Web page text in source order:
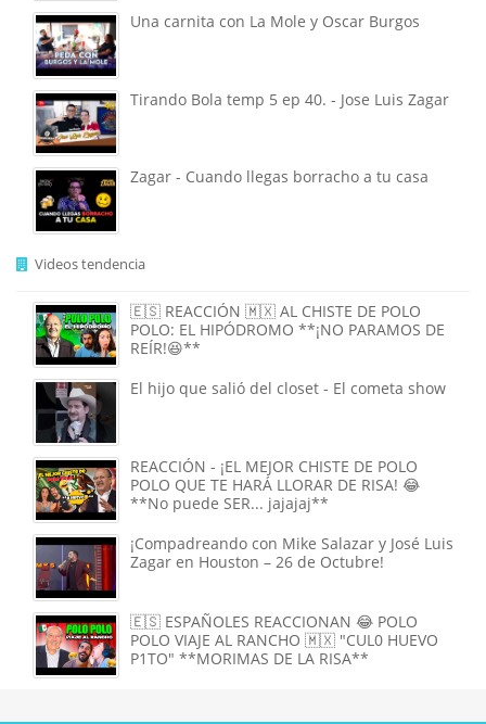
Una carnita con La Mole y Oscar Burgos
Tirando Bola temp 5 ep 40. - Jose Luis Zagar
Zagar - Cuando llegas borracho a tu casa
Videos tendencia
🇪🇸 REACCIÓN 🇲🇽 AL CHISTE DE POLO
POLO: EL HIPÓDROMO **¡NO PARAMOS DE
REÍR!😆**
El hijo que salió del closet - El cometa show
REACCIÓN - ¡EL MEJOR CHISTE DE POLO
POLO QUE TE HARÁ LLORAR DE RISA! 😂
**No puede SER... jajajaj**
¡Compadreando con Mike Salazar y José Luis
Zagar en Houston – 26 de Octubre!
🇪🇸 ESPAÑOLES REACCIONAN 😂 POLO
POLO VIAJE AL RANCHO 🇲🇽 "CUL0 HUEVO
P1TO" **MORIMAS DE LA RISA**